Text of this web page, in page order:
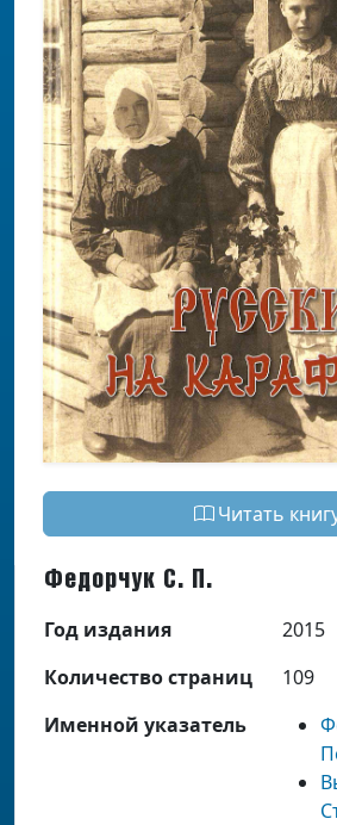
Читать
Федорчук С. П.
Год издания
2015
Количество страниц
109
Именной указатель